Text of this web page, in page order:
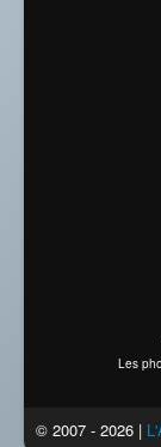
Les
© 2007 - 2026 |